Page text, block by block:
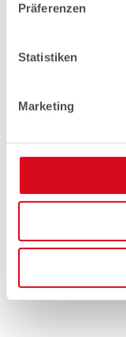
Präferenzen
Statistiken
Marketing